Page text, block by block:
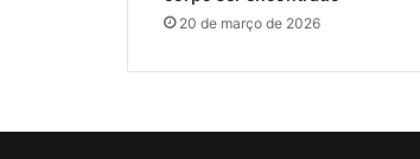
20 de março de 2026